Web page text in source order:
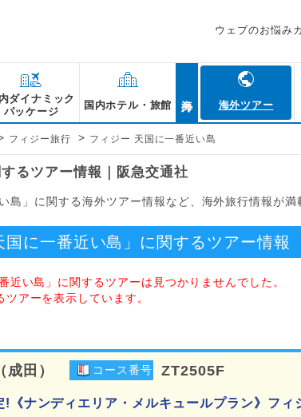
ウェブのお悩み
ダイナミック
パッケージ
国内ホテル・旅館 海外ツアー
フィジー旅行 > フィジー 天国に一番近い島
るツアー情報｜阪急交通社
島」に関する海外ツアー情報など、海外旅行情報が満
に一番近い島」に関するツアー情報
近い島」に関するツアーは見つかりませんでした。
ツアーを表示しています。
成田） コース番号 ZT2505F
《ナンディエリア・メルキュールプラン》フィ